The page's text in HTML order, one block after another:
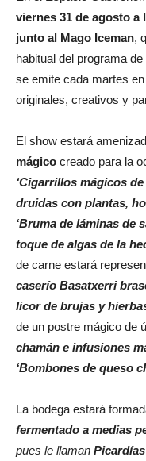
viernes 31 de agosto a
junto al Mago Iceman,
habitual del programa de
se emite cada martes
originales, creativos y
El show estará
mágico creado para la
‘Cigarrillos mágicos
druidas con plantas,
‘Bruma de láminas de
toque de algas de la
de carne estará
caserío Basatxerri
licor de brujas y
de un postre mágico de
chamán e infusiones
‘Bombones de queso
La bodega estará
fermentado a medias
pues le llaman